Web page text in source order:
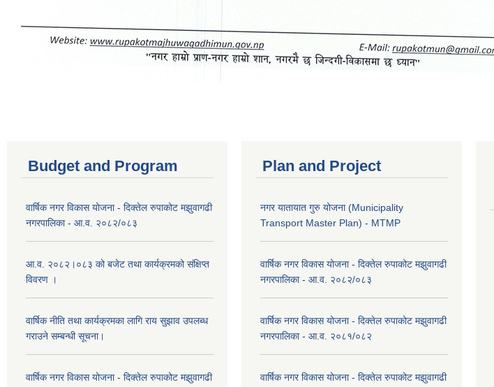
Budget and Program
वार्षिक नगर विकास योजना - दिक्तेल रुपाकोट मझुवागढी
नगरपालिका - आ.व. २०८२/०८३
आ.व. २०८२।०८३ को बजेट तथा कार्यक्रमको संक्षिप्त
विवरण ।
वार्षिक नीति तथा कार्यक्रमका लागि राय सुझाव उपलब्ध
गराउने सम्बन्धी सूचना।
वार्षिक नगर विकास योजना - दिक्तेल रुपाकोट मझुवागढी
Plan and Project
नगर यातायात गुरु योजना (Municipality
Transport Master Plan) - MTMP
वार्षिक नगर विकास योजना - दिक्तेल रुपाकोट मझुवागढी
नगरपालिका - आ.व. २०८२/०८३
वार्षिक नगर विकास योजना - दिक्तेल रुपाकोट मझुवागढी
नगरपालिका - आ.व. २०८१/०८२
वार्षिक नगर विकास योजना - दिक्तेल रुपाकोट मझुवागढी